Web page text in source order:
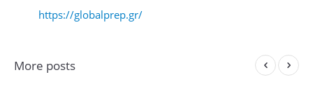
https://globalprep.gr/
More posts